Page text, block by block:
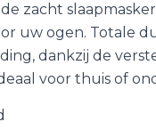
zacht
uw ogen. Totale
dankzij de
voor thuis of